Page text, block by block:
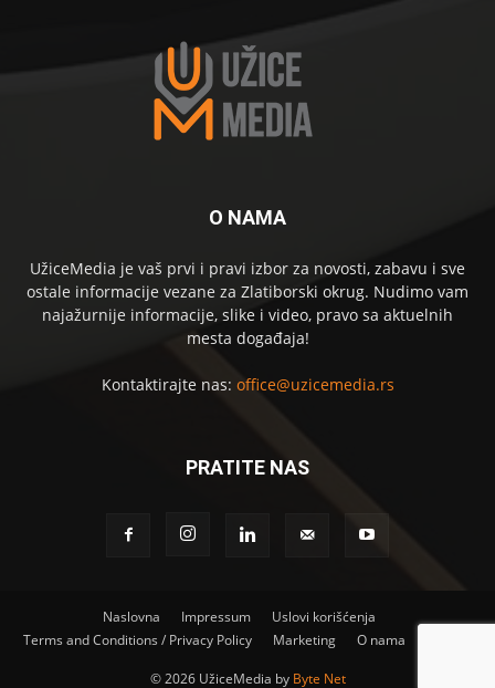
O NAMA
UžiceMedia je vaš prvi i pravi izbor za novosti, zabavu i sve
ostale informacije vezane za Zlatiborski okrug. Nudimo vam
najažurnije informacije, slike i video, pravo sa aktuelnih
mesta događaja!
Kontaktirajte nas: office@uzicemedia.rs
PRATITE NAS
Naslovna Impressum
Uslovi korišćenja
Terms and Conditions / Privacy Policy
Marketing O nama
©2026 UžiceMedia by Byte Net